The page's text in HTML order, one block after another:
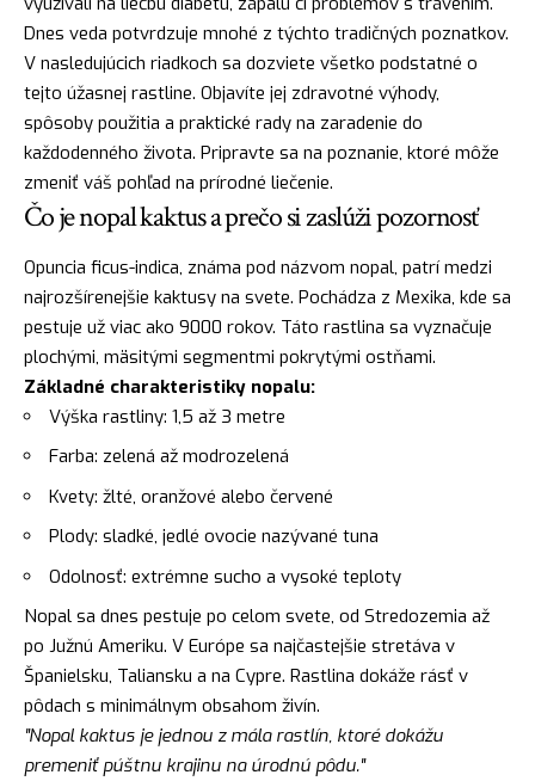
Dnes veda potvrdzuje mnohé z týchto tradičných poznatkov.
V nasledujúcich riadkoch sa dozviete všetko podstatné o
tejto úžasnej rastline. Objavíte jej zdravotné výhody,
spôsoby použitia a praktické rady na zaradenie do
každodenného života. Pripravte sa na poznanie, ktoré môže
zmeniť váš pohľad na prírodné liečenie.
Čo je nopal kaktus a prečo si zaslúži pozornosť
Opuncia ficus-indica, známa pod názvom nopal, patrí medzi
najrozšírenejšie kaktusy na svete. Pochádza z Mexika, kde sa
pestuje už viac ako 9000 rokov. Táto rastlina sa vyznačuje
plochými, mäsitými segmentmi pokrytými ostňami.
Základné charakteristiky nopalu:
Výška rastliny: 1,5 až 3 metre
Farba: zelená až modrozelená
Kvety: žlté, oranžové alebo červené
Plody: sladké, jedlé ovocie nazývané tuna
Odolnosť: extrémne sucho a vysoké teploty
Nopal sa dnes pestuje po celom svete, od Stredozemia až
po Južnú Ameriku. V Európe sa najčastejšie stretáva v
Španielsku, Taliansku a na Cypre. Rastlina dokáže rásť v
pôdach s minimálnym obsahom živín.
"Nopal kaktus je jednou z mála rastlín, ktoré dokážu
premeniť púštnu krajinu na úrodnú pôdu."